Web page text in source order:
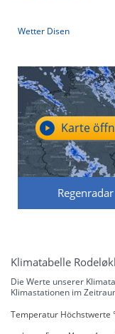
Wetter Disen
Regenradar
Karte
Klimatabelle
Die Werte unserer
Klimastationen im
Temperatur Höchstwerte